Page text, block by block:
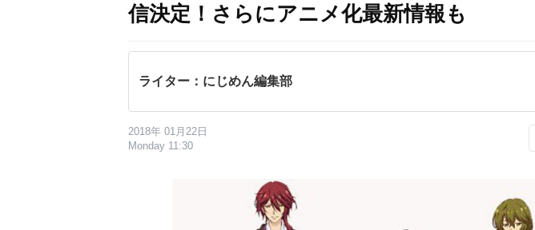
信決定！さらにアニメ化最新情報も
ライター：にじめん編集部
2018年 01月22日
Monday 11:30